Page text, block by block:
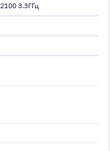
3.3ГГц